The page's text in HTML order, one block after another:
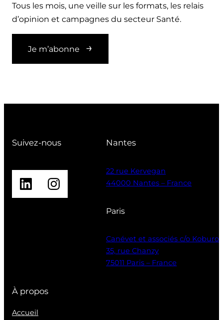
Tous les mois, une veille sur les formats, les relais
d’opinion et campagnes du secteur Santé.
Je m’abonne
Suivez-nous
LinkedInInstagram
Nantes
22 rue Kervegan
44000 Nantes – France
Paris
Canévet et associés c/o Koburo
35, rue Chanzy
75011 Paris – France
À propos
Accueil